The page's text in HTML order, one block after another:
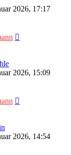
2026, 17:17
2026, 15:09
2026, 14:54